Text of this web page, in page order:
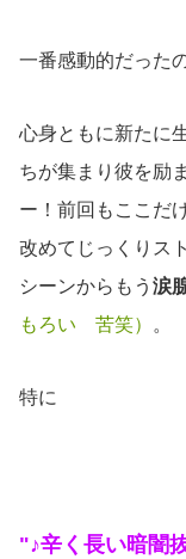
一番感動的だった
心身ともに新たに
ちが集まり彼を励
ー！前回もここだ
改めてじっくりス
シーンからもう 涙
もろい 苦笑）
。
特に
"♪辛く長い暗闇